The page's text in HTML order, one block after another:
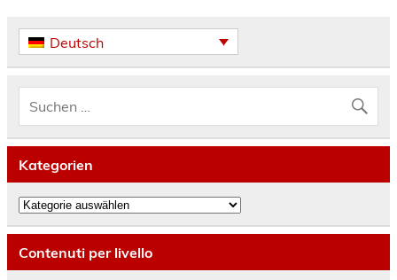
Deutsch
Kategorien
Kategorien
Contenuti per livello